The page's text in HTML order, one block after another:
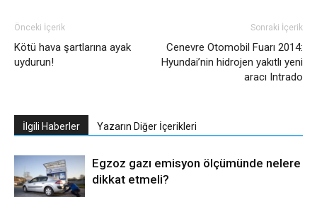
Önceki İçerik
Kötü hava şartlarına ayak
uydurun!
Sonraki İçerik
Cenevre Otomobil Fuarı 2014:
Hyundai’nin hidrojen yakıtlı yeni
aracı Intrado
İlgili Haberler Yazarın Diğer İçerikleri
Egzoz gazı emisyon ölçümünde nelere
dikkat etmeli?